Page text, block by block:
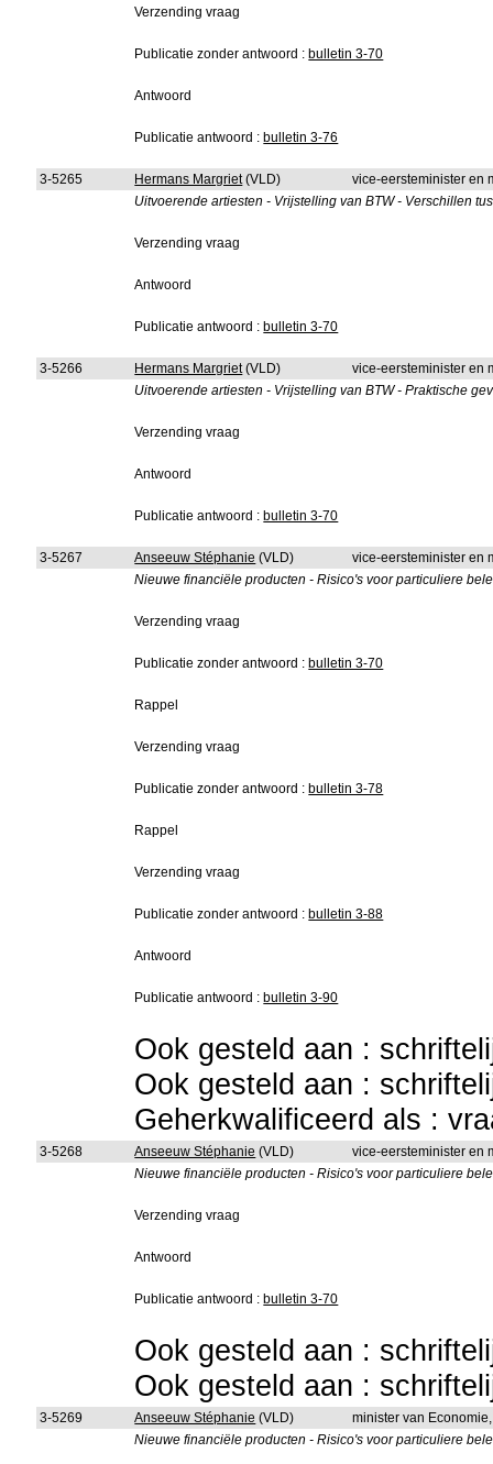
Verzending vraag
Publicatie zonder antwoord : bulletin 3-70
Antwoord
Publicatie antwoord : bulletin 3-76
3-5265 Hermans Margriet(VLD)
vice-eersteminister en
Uitvoerende artiesten - Vrijstelling van BTW - Verschillen
Verzending vraag
Antwoord
Publicatie antwoord : bulletin 3-70
3-5266 Hermans Margriet(VLD)
vice-eersteminister en
Uitvoerende artiesten - Vrijstelling van BTW - Praktische
Verzending vraag
Antwoord
Publicatie antwoord : bulletin 3-70
3-5267 Anseeuw Stéphanie (VLD)
vice-eersteminister en
Nieuwe financiële producten - Risico's voor particuliere
Verzending vraag
Publicatie zonder antwoord : bulletin 3-70
Rappel
Verzending vraag
Publicatie zonder antwoord : bulletin 3-78
Rappel
Verzending vraag
Publicatie zonder antwoord : bulletin 3-88
Antwoord
Publicatie antwoord : bulletin 3-90
Ook gesteld aan :
Ook gesteld aan :
Geherkwalificeerd als :
3-5268 Anseeuw Stéphanie (VLD)
vice-eersteminister en
Nieuwe financiële producten - Risico's voor particuliere
Verzending vraag
Antwoord
Publicatie antwoord : bulletin 3-70
Ook gesteld aan :
Ook gesteld aan :
3-5269 Anseeuw Stéphanie (VLD)
minister van
Nieuwe financiële producten - Risico's voor particuliere